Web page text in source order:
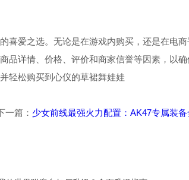
喜爱之选。无论是在游戏内购买，还是在电商
品详情、价格、评价和商家信誉等因素，以确
轻松购买到心仪的草裙舞娃娃
一篇： 少女前线最强火力配置：AK47专属装备